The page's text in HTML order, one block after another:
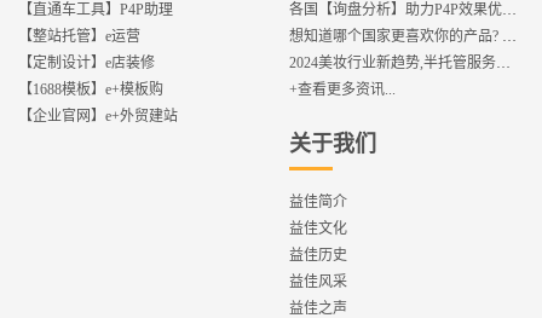
【直通车工具】P4P助理
【整站托管】e运营
【定制设计】e店装修
【1688模板】e+模板购
【企业官网】e+外贸建站
各国【询盘分析】助力P4P效果优化,提升ROI!
想知道哪个国家更喜欢你的产品? 来这找到答案!
2024美妆行业新趋势,半托管服务抢占流量红利
+查看更多资讯...
关于我们
益佳简介
益佳文化
益佳历史
益佳风采
益佳之声